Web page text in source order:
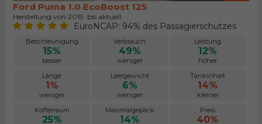
Ford Puma 1.0 EcoBoost 125
Herstellung von 2019. bis aktuell
EuroNCAP: 94% des Passagierschutzes
Beschleunigung
15%
besser
Verbrauch
49%
weniger
Leistung
12%
höher
Länge
1%
weniger
Leergewicht
6%
weniger
Tankinhalt
14%
kleiner
Kofferraum
25%
Maximalgepäck
14%
Preis
40%